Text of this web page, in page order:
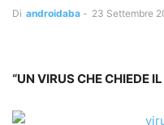
Di androidaba - 23 Settembre
“UN VIRUS CHE CHIEDE